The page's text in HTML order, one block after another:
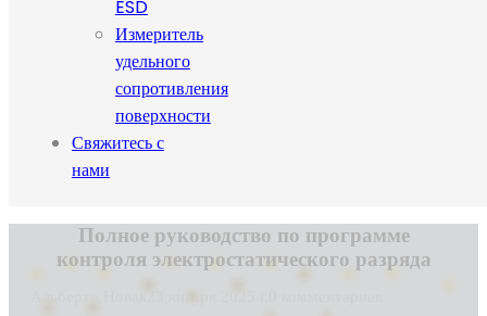
ESD
Измеритель
удельного
сопротивления
поверхности
Свяжитесь с
нами
Полное руководство по программе
контроля электростатического разряда